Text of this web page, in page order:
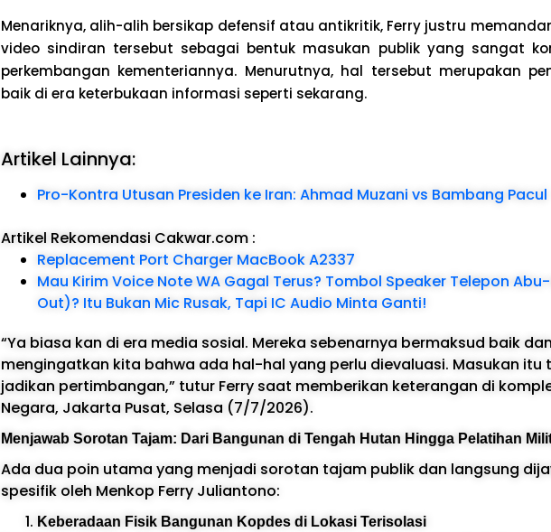
Menariknya, alih-alih bersikap defensif atau antikritik, Ferry justru
video sindiran tersebut sebagai bentuk masukan publik yang sangat
perkembangan kementeriannya. Menurutnya, hal tersebut merupakan
baik di era keterbukaan informasi seperti sekarang.
Artikel Lainnya:
Pro-Kontra Utusan Presiden ke Iran: Ahmad Muzani vs Bambang Pacul
Artikel Rekomendasi Cakwar.com :
Replacement Port Charger MacBook A2337
Mau Kirim Voice Note WA Gagal Terus? Tombol Speaker Telepon
Out)? Itu Bukan Mic Rusak, Tapi IC Audio Minta Ganti!
“Ya biasa kan di era media sosial. Mereka sebenarnya bermaksud baik dan
mengingatkan kita bahwa ada hal-hal yang perlu dievaluasi. Masukan itu
jadikan pertimbangan,” tutur Ferry saat memberikan keterangan di
Negara, Jakarta Pusat, Selasa (7/7/2026).
Menjawab Sorotan Tajam: Dari Bangunan di Tengah Hutan Hingga Pelatihan
Ada dua poin utama yang menjadi sorotan tajam publik dan langsung
spesifik oleh Menkop Ferry Juliantono:
Keberadaan Fisik Bangunan Kopdes di Lokasi Terisolasi